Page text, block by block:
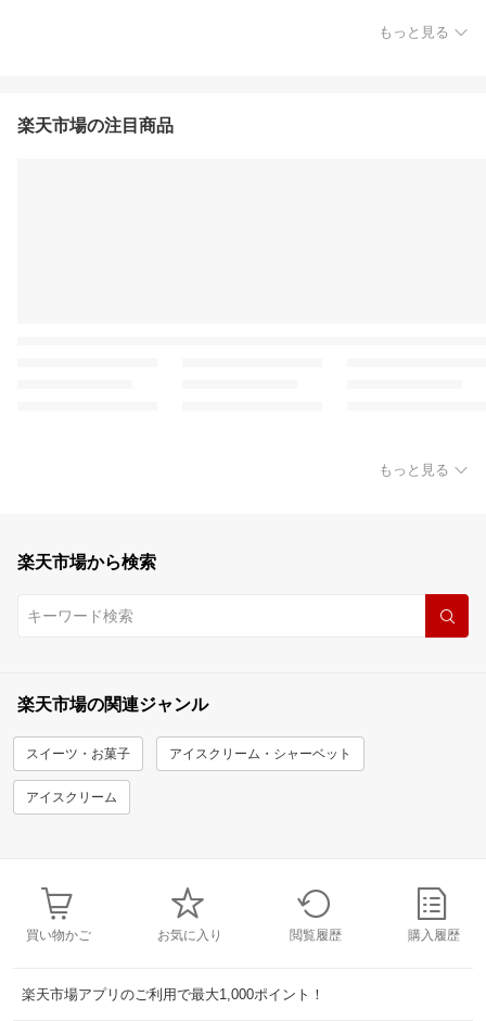
もっと見る
楽天市場の注目商品
もっと見る
楽天市場から検索
楽天市場の関連ジャンル
スイーツ・お菓子 アイスクリーム・シャーベット
アイスクリーム
買い物かご お気に入り 閲覧履歴 購入履歴
楽天市場アプリのご利用で最大1,000ポイント！